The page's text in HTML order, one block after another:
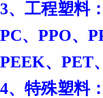
3、工程塑料
PC、PPO、
PEEK、PET
4、特殊塑料